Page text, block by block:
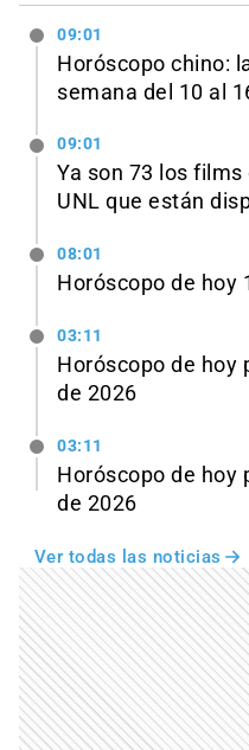
09:01
Horóscopo chino:
semana del 10 al
09:01
Ya son 73 los films
UNL que están
08:01
Horóscopo de hoy
03:11
Horóscopo de hoy
de 2026
03:11
Horóscopo de hoy
de 2026
Ver todas las noticias